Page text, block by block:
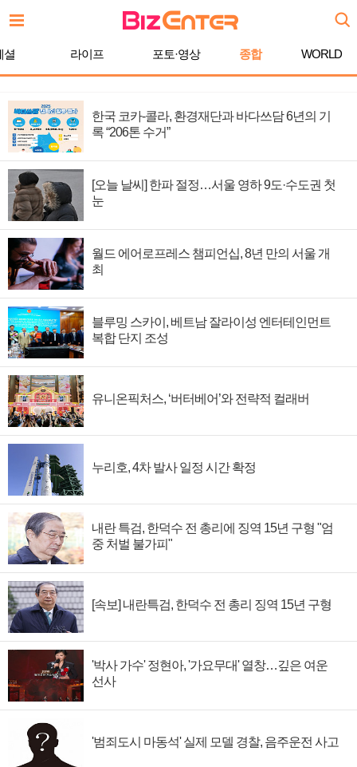
셜 라이프 포토·영상 종합 WORLD
한국 코카-콜라, 환경재단과 바다쓰담 6년의 기
록 “206톤 수거”
[오늘 날씨] 한파 절정…서울 영하 9도·수도권 첫
눈
월드 에어로프레스 챔피언십, 8년 만의 서울 개
최
블루밍 스카이, 베트남 잘라이성 엔터테인먼트
복합 단지 조성
유니온픽처스, ‘버터베어’와 전략적 컬래버
누리호, 4차 발사 일정 시간 확정
내란 특검, 한덕수 전 총리에 징역 15년 구형 "엄
중 처벌 불가피"
[속보] 내란특검, 한덕수 전 총리 징역 15년 구형
'박사 가수' 정현아, '가요무대' 열창…깊은 여운
선사
'범죄도시 마동석' 실제 모델 경찰, 음주운전 사고